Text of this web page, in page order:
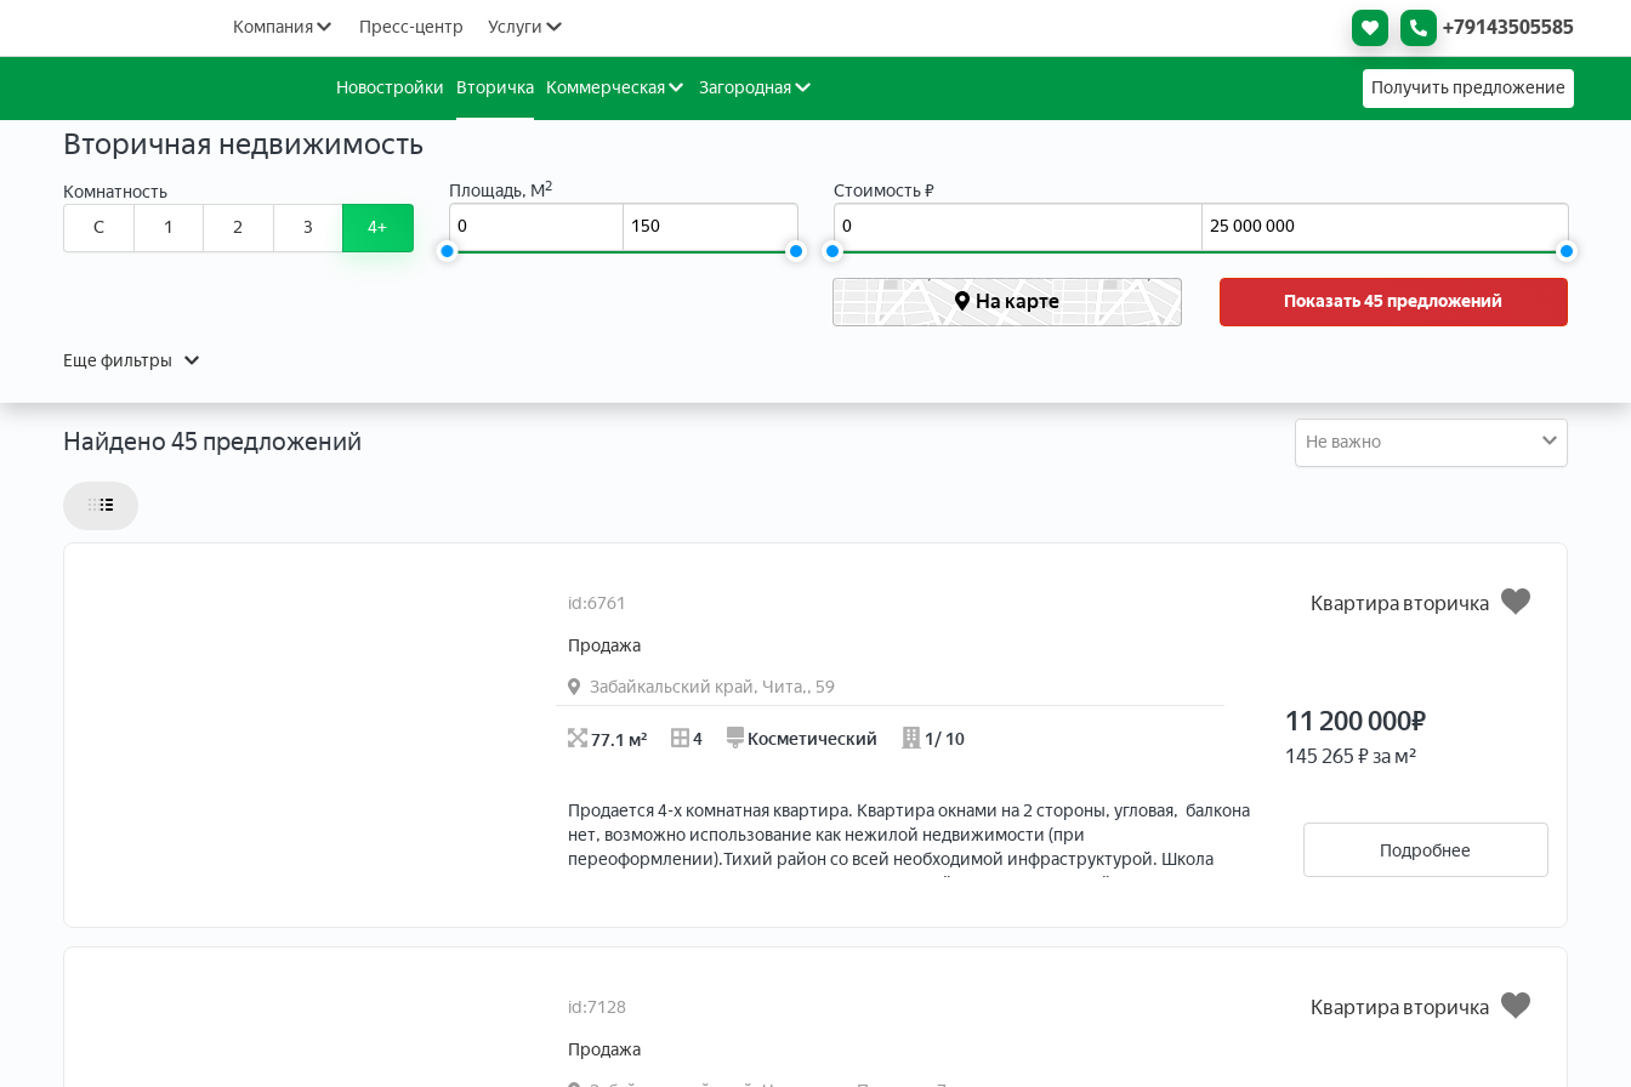
Компания Пресс-центр Услуги +79143505585
Новостройки Вторичка Коммерческая Загородная Получить предложение
Вторичная недвижимость
Комнатность
C
1 2 3 4+
Площадь, М2 Стоимость ₽
На карте Показать 45 предложений
Еще фильтры
Найдено 45 предложений Не важно
id:6761
Продажа
Забайкальский край, Чита,, 59
77.1 м² 4 Косметический 1/ 10
Квартира вторичка
11 200 000₽
145 265 ₽ за м²
Продается 4-х комнатная квартира. Квартира окнами на 2 стороны, угловая, балкона
нет, возможно использование как нежилой недвижимости (при
переоформлении).Тихий район со всей необходимой инфраструктурой. Школа
практически во дворе дома, рядом спортивный стадион, до лесной зоны - 400 м.
Подробнее
id:7128
Продажа
Квартира вторичка